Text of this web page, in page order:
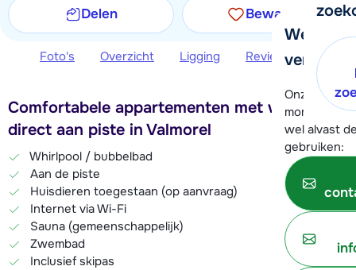
We
verder!
Onze
moment
wel alvast
gebruiken:
Delen Bewaren
Foto's Overzicht Ligging Reviews
Comfortabele appartementen met wellness
direct aan piste in Valmorel
Whirlpool / bubbelbad
Aan de piste
Huisdieren toegestaan (op aanvraag)
Internet via Wi-Fi
Sauna (gemeenschappelijk)
Zwembad
Inclusief skipas